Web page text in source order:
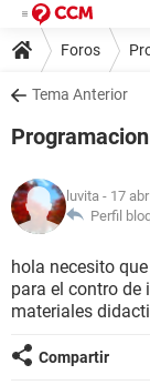
Foros
Tema Anterior
luvita - 17
Perfil
hola necesito
para el contro de
materiales
Compartir